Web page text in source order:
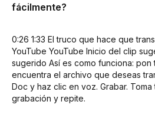
fácilmente?
0:26 1:33 El truco que hace que
YouTube YouTube Inicio del clip
sugerido Así es como funciona: pon
encuentra el archivo que deseas
Doc y haz clic en voz. Grabar.
grabación y repite.